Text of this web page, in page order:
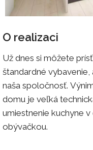
O realizaci
Už dnes si môžete
štandardné
naša spoločnosť.
domu je veľká
umiestnenie kuchyne
obývačkou.